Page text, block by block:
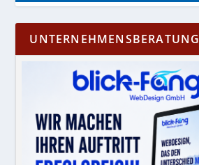
UNTERNEHMENSBERATUNG